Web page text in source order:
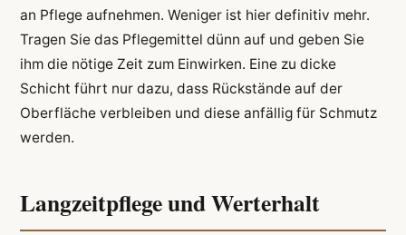
an Pflege aufnehmen. Weniger ist hier definitiv mehr.
Tragen Sie das Pflegemittel dünn auf und geben Sie
ihm die nötige Zeit zum Einwirken. Eine zu dicke
Schicht führt nur dazu, dass Rückstände auf der
Oberfläche verbleiben und diese anfällig für Schmutz
werden.
Langzeitpflege und Werterhalt